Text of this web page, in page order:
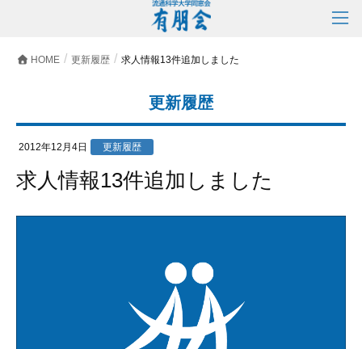
HOME 更新履歴 求人情報13件追加しました
更新履歴
2012年12月4日 更新履歴
求人情報13件追加しました